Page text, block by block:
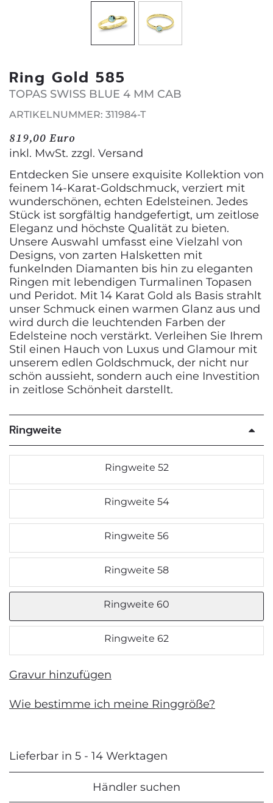
Ring Gold 585
TOPAS SWISS BLUE 4 MM CAB
ARTIKELNUMMER: 311984-T
819,00 Euro
inkl. MwSt. zzgl. Versand
Entdecken Sie unsere exquisite Kollektion von
feinem 14-Karat-Goldschmuck, verziert mit
wunderschönen, echten Edelsteinen. Jedes
Stück ist sorgfältig handgefertigt, um zeitlose
Eleganz und höchste Qualität zu bieten.
Unsere Auswahl umfasst eine Vielzahl von
Designs, von zarten Halsketten mit
funkelnden Diamanten bis hin zu eleganten
Ringen mit lebendigen Turmalinen Topasen
und Peridot. Mit 14 Karat Gold als Basis strahlt
unser Schmuck einen warmen Glanz aus und
wird durch die leuchtenden Farben der
Edelsteine noch verstärkt. Verleihen Sie Ihrem
Stil einen Hauch von Luxus und Glamour mit
unserem edlen Goldschmuck, der nicht nur
schön aussieht, sondern auch eine Investition
in zeitlose Schönheit darstellt.
Ringweite
Ringweite 52
Ringweite 54
Ringweite 56
Ringweite 58
Ringweite 60
Ringweite 62
Gravur hinzufügen
Wie bestimme ich meine Ringgröße?
Lieferbar in 5 - 14 Werktagen
Händler suchen